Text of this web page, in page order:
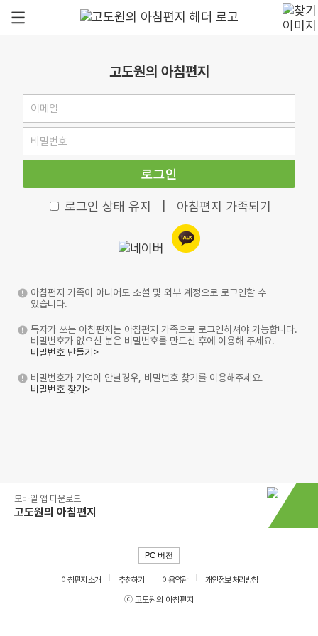
고도원의 아침편지
로그인
로그인 상태 유지 아침편지 가족되기
아침편지 가족이 아니어도 소셜 및 외부 계정으로 로그인할 수
있습니다.
독자가 쓰는 아침편지는 아침편지 가족으로 로그인하셔야 가능합니다.
비밀번호가 없으신 분은 비밀번호를 만드신 후에 이용해 주세요.
비밀번호 만들기>
비밀번호가 기억이 안날경우, 비밀번호 찾기를 이용해주세요.
비밀번호 찾기>
모바일 앱 다운로드
고도원의 아침편지
PC 버전
아침편지 소개 추천하기 이용약관
개인정보 처리방침
ⓒ 고도원의 아침편지